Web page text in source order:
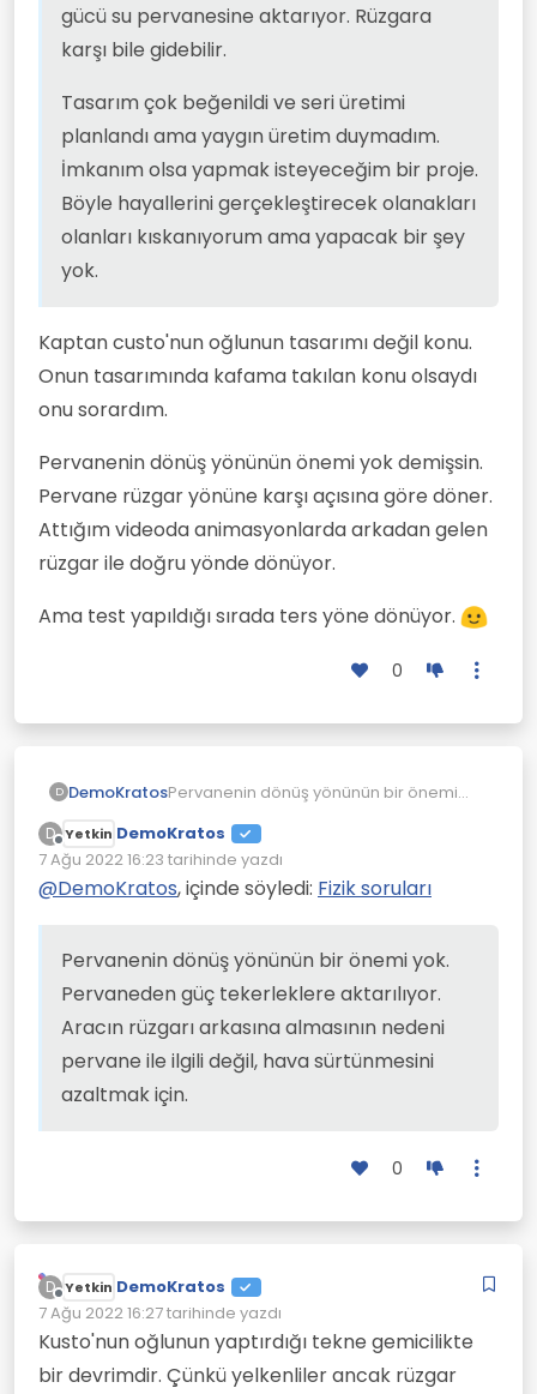
gücü su pervanesine aktarıyor. Rüzgara
karşı bile gidebilir.
Tasarım çok beğenildi ve seri üretimi
planlandı ama yaygın üretim duymadım.
İmkanım olsa yapmak isteyeceğim bir proje.
Böyle hayallerini gerçekleştirecek olanakları
olanları kıskanıyorum ama yapacak bir şey
yok.
Kaptan custo'nun oğlunun tasarımı değil konu.
Onun tasarımında kafama takılan konu olsaydı
onu sorardım.
Pervanenin dönüş yönünün önemi yok demişsin.
Pervane rüzgar yönüne karşı açısına göre döner.
Attığım videoda animasyonlarda arkadan gelen
rüzgar ile doğru yönde dönüyor.
Ama test yapıldığı sırada ters yöne dönüyor.
0
D DemoKratosPervanenin dönüş yönünün bir önemi
aktarılıyor. Aracın rüzgarı arkasına
almasının nedeni pervane ile ilgili değil,
hava sürtünmesini azaltmak için.
Bunun tekne versiyonu da var. Ünlü deniz
kaşifi Kusto'nun oğlu yaptırdı böyle bir
tekne. Teknede rüzgar yönünden
bağımsız çalışabilen dikey eksenli
essin pervane dönüyor ve gücü su
pervanesine aktarıyor. Rüzgara karşı bile
gidebilir.
Tasarım çok beğenildi ve seri üretimi
planlandı ama yaygın üretim duymadım.
proje. Böyle hayallerini gerçekleştirecek
olanakları olanları kıskanıyorum ama
yapacak bir şey yok.
D
Çevrimdışı
Yetkin DemoKratos
7 Ağu 2022 16:23 tarihinde yazdı
Son düzenleyen:
@DemoKratos, içinde söyledi: Fizik soruları
Pervanenin dönüş yönünün bir önemi yok.
Pervaneden güç tekerleklere aktarılıyor.
Aracın rüzgarı arkasına almasının nedeni
pervane ile ilgili değil, hava sürtünmesini
azaltmak için.
0
D
Çevrimdışı
Yetkin DemoKratos
7 Ağu 2022 16:27tarihinde yazdı
Son düzenleyen:
Kusto'nun oğlunun yaptırdığı tekne gemicilikte
bir devrimdir. Çünkü yelkenliler ancak rüzgar